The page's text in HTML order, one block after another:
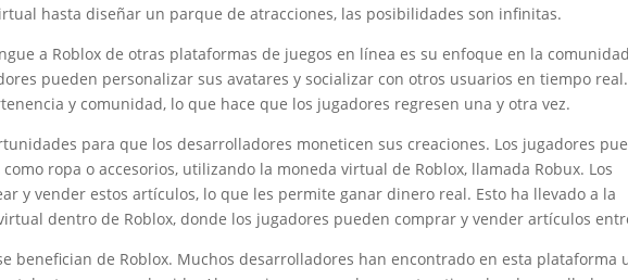
hasta diseñar un parque de atracciones, las posibilidades son infinitas.
a Roblox de otras plataformas de juegos en línea es su enfoque en la
pueden personalizar sus avatares y socializar con otros usuarios en tiempo real.
y comunidad, lo que hace que los jugadores regresen una y otra vez.
para que los desarrolladores moneticen sus creaciones. Los jugadores
ropa o accesorios, utilizando la moneda virtual de Roblox, llamada Robux. Los
y vender estos artículos, lo que les permite ganar dinero real. Esto ha llevado a la
dentro de Roblox, donde los jugadores pueden comprar y vender artículos
benefician de Roblox. Muchos desarrolladores han encontrado en esta plataforma